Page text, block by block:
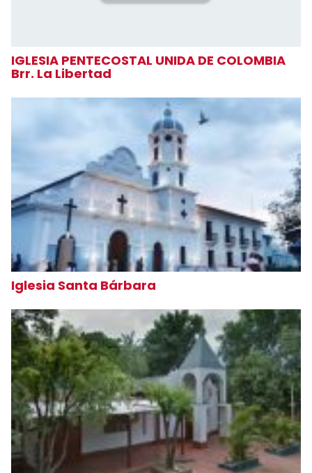
IGLESIA PENTECOSTAL UNIDA DE COLOMBIA
Brr. La Libertad
Iglesia Santa Bárbara